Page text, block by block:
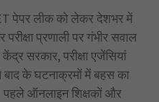
पेपर लीक को लेकर देशभर में
प्रणाली पर गंभीर सवाल
सरकार, परीक्षा एजेंसियां
बाद के घटनाक्रमों में बहस का
पहले ऑनलाइन शिक्षकों और